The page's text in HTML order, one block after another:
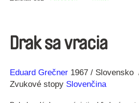
Drak sa vracia
Réžia
Eduard Grečner
Rok
výroby
1967 Slovensko
Zvukové stopy Slovenčina